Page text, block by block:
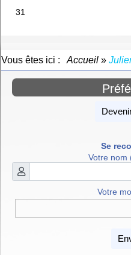
Vous êtes ici : Accueil»
Se
Votre nom
Votre